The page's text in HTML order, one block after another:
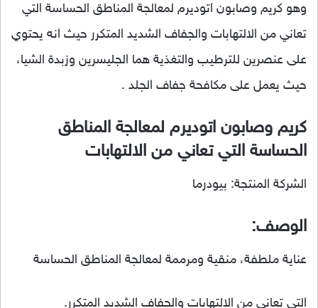
وهو كريم وصابون اتوديرم لمعالجة المناطق الحساسة التي
تعاني من الالتهابات والجفاف الشديد المتكرر حيث انه يحتوي
على عنصرين للترطيب والتغذية هما الجليسرين وزبدة الشيا،
حيث يعمل على مكافحة جفاف الجلد .
كريم وصابون اتوديرم لمعالجة المناطق
الحساسة التي تعاني من الالتهابات
الشركة المنتجة: بيودرما
الوصف:
عناية ملطفة، منقية ومرممة لمعالجة المناطق الحساسة
التي تعاني من الالتهابات والجفاف الشديد المتكرر.